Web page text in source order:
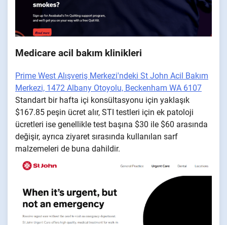
Medicare acil bakım klinikleri
Prime West Alışveriş Merkezi'ndeki St John Acil Bakım
Merkezi, 1472 Albany Otoyolu, Beckenham WA 6107
Standart bir hafta içi konsültasyonu için yaklaşık
$167.85 peşin ücret alır, STI testleri için ek patoloji
ücretleri ise genellikle test başına $30 ile $60 arasında
değişir, ayrıca ziyaret sırasında kullanılan sarf
malzemeleri de buna dahildir.